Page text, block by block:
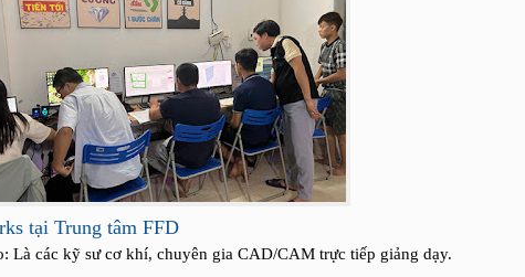
tại Trung tâm FFD
Là các kỹ sư cơ khí, chuyên gia CAD/CAM trực tiếp giảng dạy.